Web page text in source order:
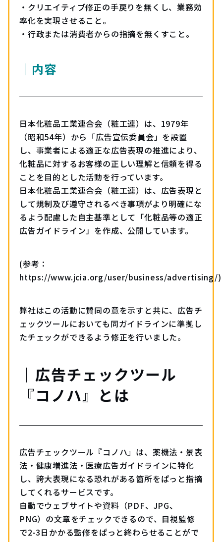
・クリエイティブ修正の手戻りを無くし、業務効
率化を実現させること。
・行政または消費者からの指摘を無くすこと。
｜内容
日本化粧品工業連合会（粧工連）は、1979年
（昭和54年）から「広告宣伝委員会」を設置
し、事業者による適正な広告表現の推進により、
化粧品に対するお客様の正しい理解と信頼を得る
ことを目的とした活動を行っています。
日本化粧品工業連合会（粧工連）は、広告表現と
して規制及び遵守されるべき事項がより明確にな
るよう配慮した自主基準として「化粧品等の適正
広告ガイドライン」を作成、公開しています。
(参考：
https://www.jcia.org/user/business/advertising/)
弊社はこの活動に賛同の意を示すと共に、広告チ
ェックツールにおいても同ガイドラインに準拠し
たチェックができるよう修正を行いました。
｜広告チェックツール
『コノハ』とは
広告チェックツール『コノハ』は、薬機法・景表
法・健康増進法・医療広告ガイドラインに特化
し、誇大表現になる恐れがある箇所をぱっと指摘
してくれるサービスです。
自動でウェブサイトや資料（PDF、JPG、
PNG）の文章をチェックできるので、目視監修
で2-3日かかる監修をぱっと終わらせることがで